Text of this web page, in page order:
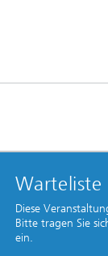
Warteliste
Diese
Bitte tragen Sie
ein.